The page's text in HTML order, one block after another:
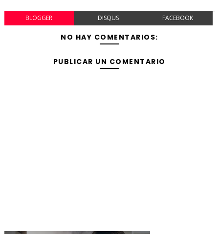
BLOGGER DISQUS FACEBOOK
NO HAY COMENTARIOS:
PUBLICAR UN COMENTARIO